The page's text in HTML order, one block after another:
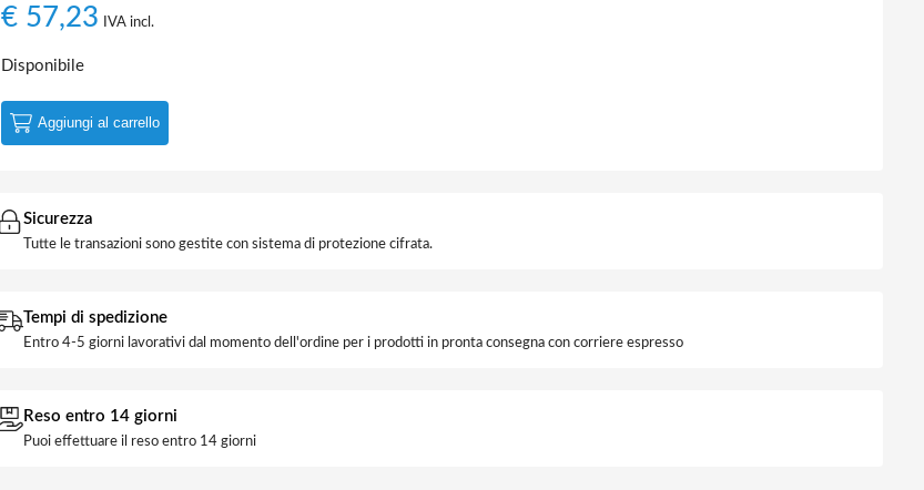
€57,23 IVA incl.
Disponibile
Aggiungi al carrello
Sicurezza
Tutte le transazioni sono gestite con sistema di protezione cifrata.
Tempi di spedizione
Entro 4-5 giorni lavorativi dal momento dell'ordine per i prodotti in pronta consegna con corriere espresso
Reso entro 14 giorni
Puoi effettuare il reso entro 14 giorni